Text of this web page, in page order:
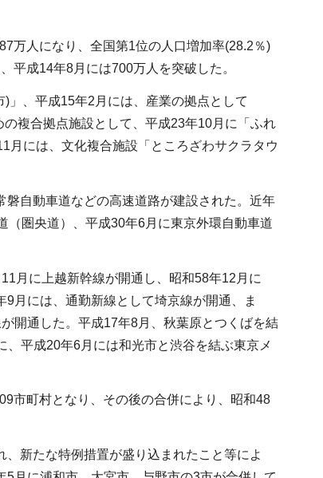
万人になり、全国第1位の人口増加率(28.2％)
平成14年8月には700万人を突破した。
」、平成15年2月には、産業の拠点として
複合拠点施設として、平成23年10月に「ふれ
月には、文化複合施設「ところざわサクラタウ
自動車道などの高速道路が建設された。近年
（圏央道）、平成30年6月に東京外環自動車道
月に上越新幹線が開通し、昭和58年12月に
月には、通勤新線として埼京線が開通、ま
開通した。平成17年8月、秋葉原とつくばを結
平成20年6月には和光市と渋谷を結ぶ東京メ
市町村となり、その後の合併により、昭和48
新たな特例措置が盛り込まれたこと等によ